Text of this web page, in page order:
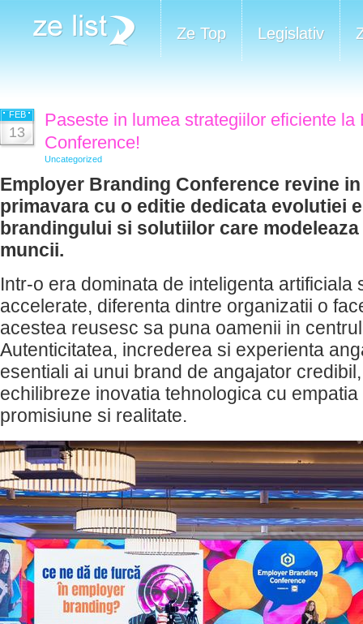
Ze Top Legislativ
FEB
13
Paseste in lumea strategiilor eficiente la
Conference!
Uncategorized
Employer Branding Conference revine
primavara cu o editie dedicata evolutiei
brandingului si solutiilor care
muncii.
Intr-o era dominata de inteligenta artificiala
accelerate, diferenta dintre organizatii o
acestea reusesc sa puna oamenii in
Autenticitatea, increderea si experienta
esentiali ai unui brand de angajator
echilibreze inovatia tehnologica cu
promisiune si realitate.